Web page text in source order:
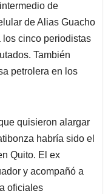
de
de Alias Guacho
los cinco periodistas
También
petrolera en los
quisieron alargar
habría sido el
Quito. El ex
y acompañó a
oficiales